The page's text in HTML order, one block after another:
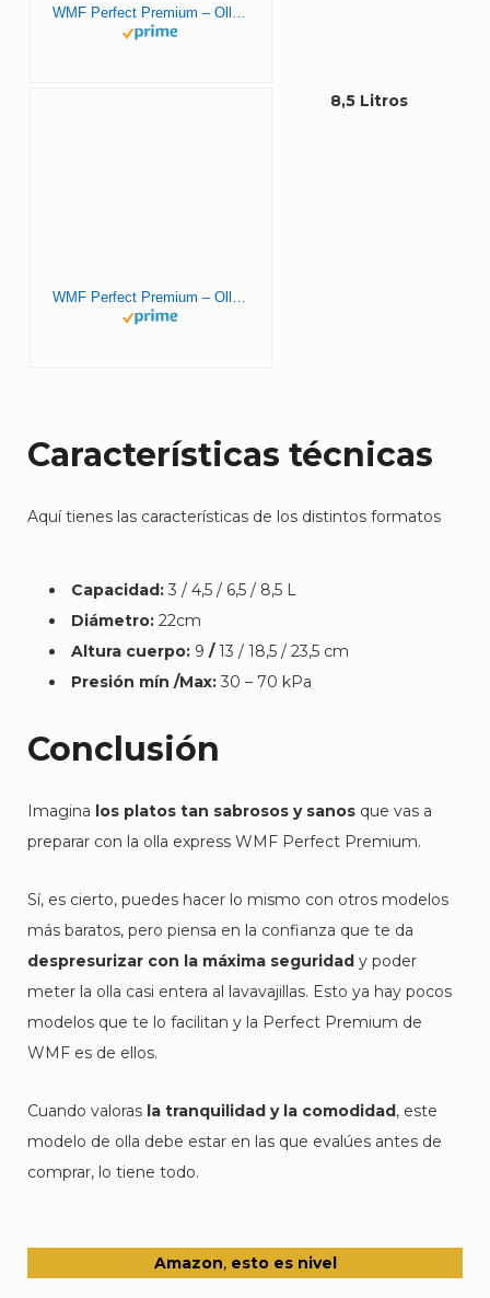
WMF Perfect Premium – Olla Rápida 22 cm de diámetro, 6 litros y medio, Acero Inoxidable Pulido para inducción
WMF Perfect Premium – Olla rápida de 22 cm de diámetro de 8,5L en de acero inoxidable, para inducción
8,5 Litros
Características técnicas
Aquí tienes las características de los distintos formatos
Capacidad: 3 / 4,5 / 6,5 / 8,5 L
Diámetro: 22cm
Altura cuerpo: 9 /13 / 18,5 / 23,5 cm
Presión mín /Max: 30 – 70 kPa
Conclusión
Imagina los platos tan sabrosos y sanos que vas a
preparar con la olla express WMF Perfect Premium.
Sí, es cierto, puedes hacer lo mismo con otros modelos
más baratos, pero piensa en la confianza que te da
despresurizar con la máxima seguridad y poder
meter la olla casi entera al lavavajillas. Esto ya hay pocos
modelos que te lo facilitan y la Perfect Premium de
WMF es de ellos.
Cuando valoras la tranquilidad y la comodidad, este
modelo de olla debe estar en las que evalúes antes de
comprar, lo tiene todo.
Amazon,esto es nivel